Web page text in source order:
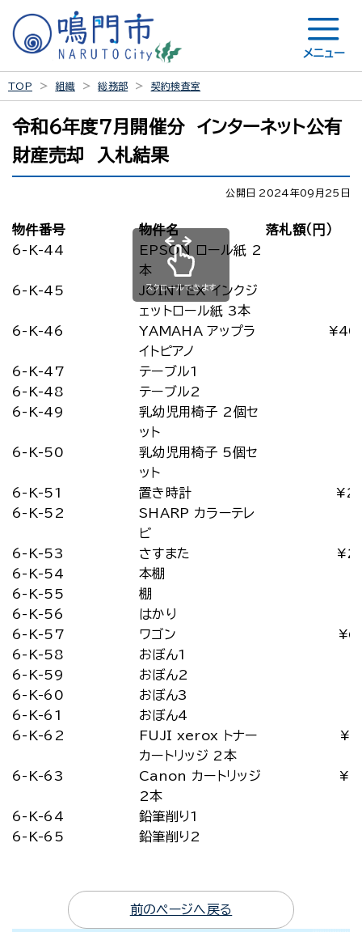
メニュー
TOP 組織 総務部 契約検査室
令和６年度７月開催分 インターネット公有
財産売却 入札結果
公開日 2024年09月25日
物件番号 物件名
落札額（円）
6-K-44
EPSON ロール紙 2
本
6-K-45
JOINTEX インクジ
ェットロール紙 3本
6-K-46
YAMAHA アップラ
イトピアノ
6-K-47
テーブル1
6-K-48
テーブル2
6-K-49
乳幼児用椅子 2個セ
ット
6-K-50
乳幼児用椅子 5個セ
ット
6-K-51
置き時計
6-K-52
SHARP カラーテレ
ビ
6-K-53
さすまた
6-K-54
本棚
6-K-55
棚
6-K-56
はかり
6-K-57
ワゴン
6-K-58
おぼん1
6-K-59
おぼん2
6-K-60
おぼん3
6-K-61
おぼん4
6-K-62
FUJI xerox トナー
カートリッジ 2本
6-K-63
Canon カートリッジ
2本
6-K-64 鉛筆削り1
6-K-65
鉛筆削り2
スクロールできます
前のページへ戻る